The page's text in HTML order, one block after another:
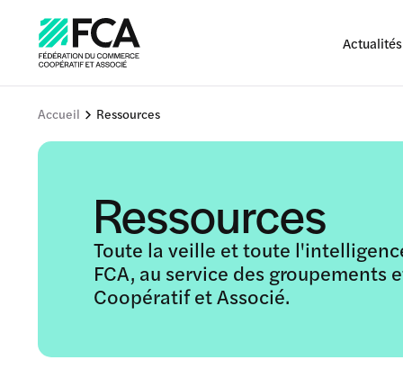
Actualités
Accueil Ressources
Ressources
Toute la veille et toute
FCA, au service des groupements
Coopératif et Associé.